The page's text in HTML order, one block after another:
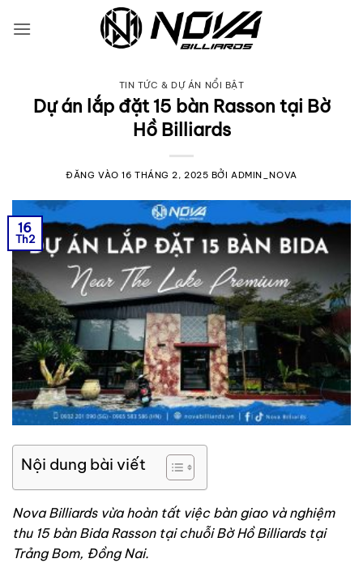
qua
TIN TỨC & DỰ ÁN NỔI BẬT
Dự án lắp đặt 15 bàn Rasson tại Bờ
Hồ Billiards
ĐĂNG VÀO16 THÁNG 2, 2025 BỞI ADMIN_NOVA
16
Th2
Nội dung bài viết
Nova Billiardsvừa hoàn tất việc bàn giao và nghiệm
thu 15 bàn Bida Rasson tại chuỗi Bờ Hồ Billiards tại
Trảng Bom, Đồng Nai.